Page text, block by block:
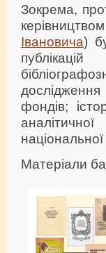
Зокрема,
Івановича)
фондів;
Матеріали